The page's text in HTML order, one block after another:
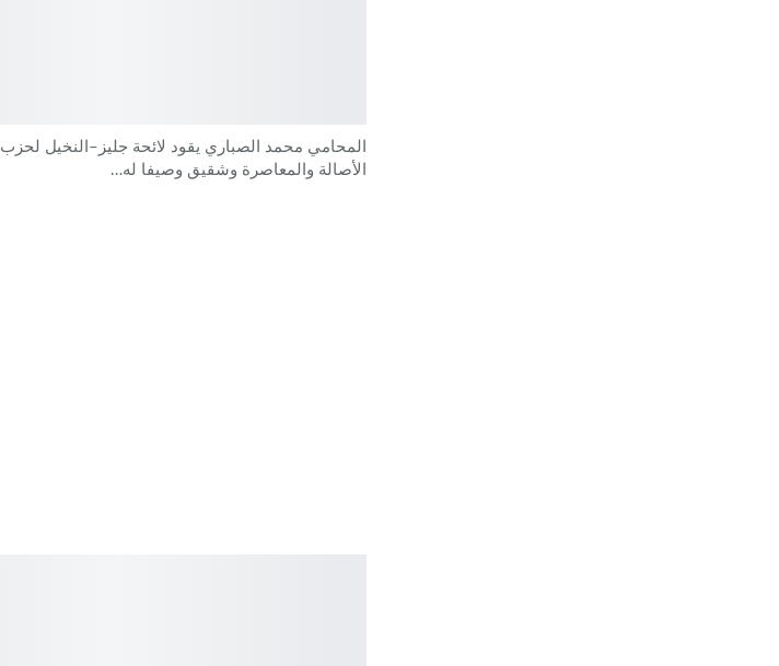
المحامي محمد الصباري يقود لائحة جليز–النخيل لحزب
الأصالة والمعاصرة وشقيق وصيفا له…